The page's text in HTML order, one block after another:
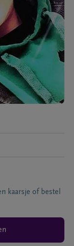
kaarsje of bestel